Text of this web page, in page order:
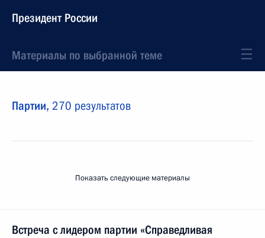
Президент России
Материалы по выбранной теме
Партии, 270 результатов
Показать следующие материалы
Встреча с лидером партии «Справедливая